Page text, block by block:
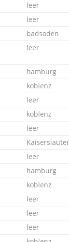
leer
leer
badsoden
leer
hamburg
koblenz
leer
koblenz
leer
leer
hamburg
koblenz
leer
leer
leer